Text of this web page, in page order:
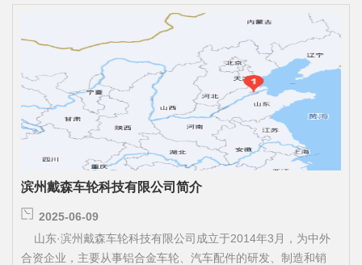
滨州戴森车轮科技有限公司简介
2025-06-09
山东·滨州戴森车轮科技有限公司成立于2014年3月，为中外
合资企业，主要从事铝合金车轮、汽车配件的研发、制造和销